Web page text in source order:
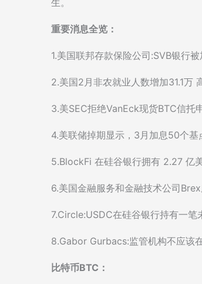
生。
重要消息全览：
1.美国联邦存款保险公司:SVB银行
2.美国2月非农就业人数增加31.1万
3.美SEC拒绝VanEck现货BTC信托
4.美联储掉期显示，3月加息50个
5.BlockFi 在硅谷银行拥有 2.27 亿
6.美国金融服务和金融技术公司
7.Circle:USDC在硅谷银行持有一笔
8.Gabor Gurbacs:监管机构不应该
比特币BTC：